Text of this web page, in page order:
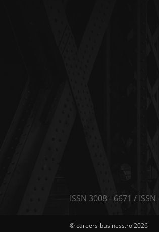
ISSN 3008 - 6671 / ISSN
© careers-business.ro 2026